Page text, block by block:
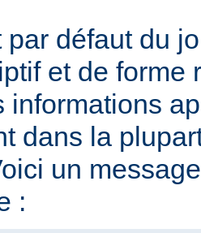
par défaut du
et de forme
informations
dans la
un
: